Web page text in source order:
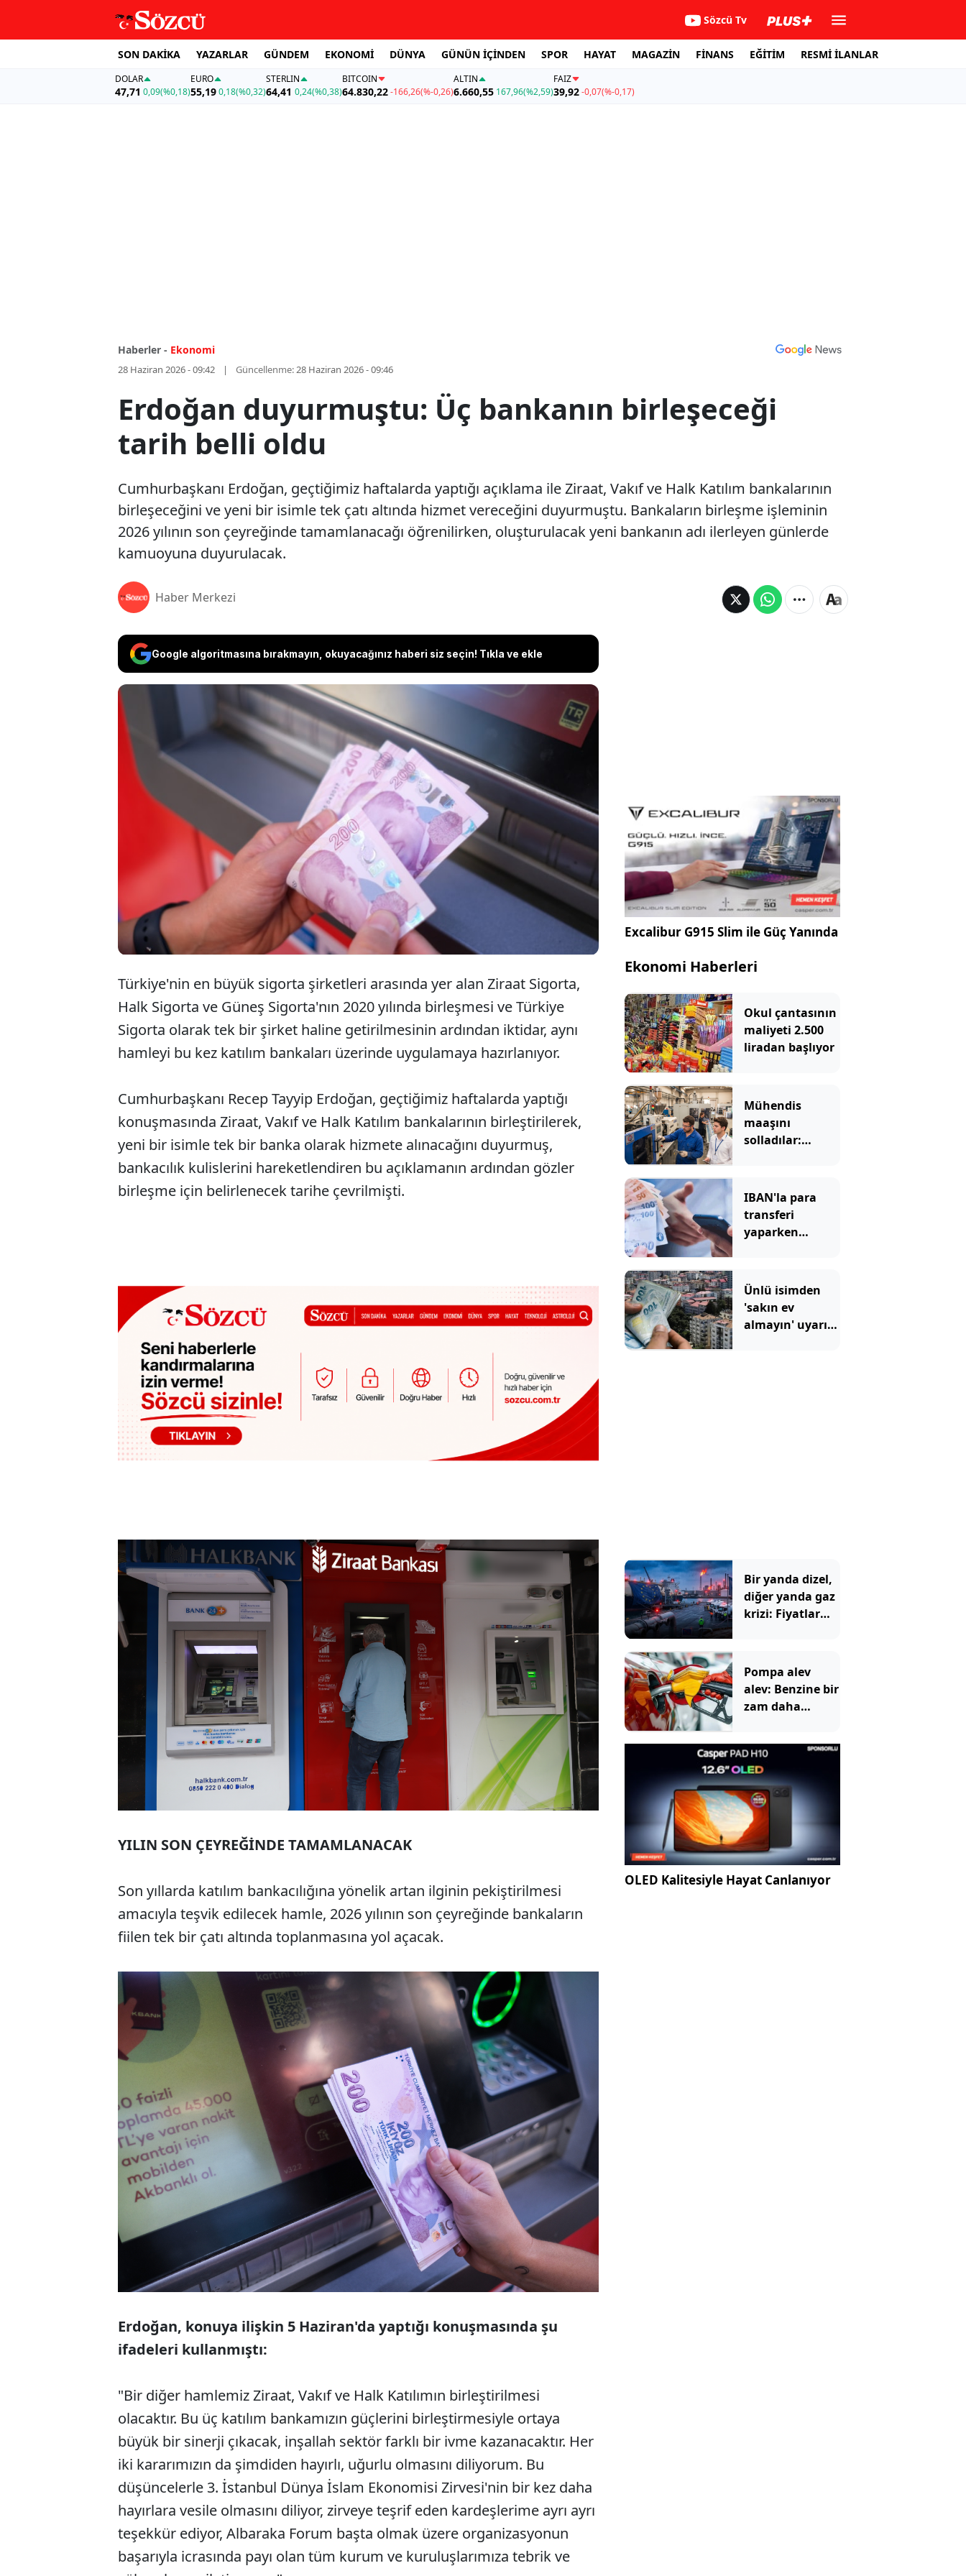
Sözcü Tv
SON DAKİKA YAZARLAR GÜNDEM EKONOMİ DÜNYA GÜNÜN İÇİNDEN SPOR HAYAT MAGAZİN FİNANS EĞİTİM RESMİ İLANLAR
DOLAR
47,71 0,09(%0,18)
EURO
55,19 0,18(%0,32)
STERLIN
64,41 0,24(%0,38)
BITCOIN
64.830,22-166,26(%-0,26)
ALTIN
6.660,55 167,96(%2,59)
FAİZ
39,92-0,07(%-0,17)
Haberler - Ekonomi
28 Haziran 2026 - 09:42 Güncellenme:28 Haziran 2026 - 09:46
Erdoğan duyurmuştu: Üç bankanın birleşeceği
tarih belli oldu
Cumhurbaşkanı Erdoğan, geçtiğimiz haftalarda yaptığı açıklama ile Ziraat, Vakıf ve Halk Katılım bankalarının
birleşeceğini ve yeni bir isimle tek çatı altında hizmet vereceğini duyurmuştu. Bankaların birleşme işleminin
2026 yılının son çeyreğinde tamamlanacağı öğrenilirken, oluşturulacak yeni bankanın adı ilerleyen günlerde
kamuoyuna duyurulacak.
Haber Merkezi
Google algoritmasına bırakmayın, okuyacağınız haberi siz seçin! Tıkla ve ekle
Cumhurbaşkanı Erdoğan, geçtiğimiz haftalarda yaptığı açıklama ile
Ziraat, Vakıf ve Halk Katılım bankalarının birleşeceğini ve yeni bir isimle
tek çatı altında hizmet vereceğini duyurmuştu. Bankaların birleşme
işleminin 2026 yılının son çeyreğinde tamamlanacağı öğrenilirken,
oluşturulacak yeni bankanın adı ilerleyen günlerde kamuoyuna
duyurulacak.
Türkiye'nin en büyük sigorta şirketleri arasında yer alan Ziraat Sigorta,
Halk Sigorta ve Güneş Sigorta'nın 2020 yılında birleşmesi ve Türkiye
Sigorta olarak tek bir şirket haline getirilmesinin ardından iktidar, aynı
hamleyi bu kez katılım bankaları üzerinde uygulamaya hazırlanıyor.
Cumhurbaşkanı Recep Tayyip Erdoğan, geçtiğimiz haftalarda yaptığı
konuşmasında Ziraat, Vakıf ve Halk Katılım bankalarının birleştirilerek,
yeni bir isimle tek bir banka olarak hizmete alınacağını duyurmuş,
bankacılık kulislerini hareketlendiren bu açıklamanın ardından gözler
birleşme için belirlenecek tarihe çevrilmişti.
YILIN SON ÇEYREĞİNDE TAMAMLANACAK
Son yıllarda katılım bankacılığına yönelik artan ilginin pekiştirilmesi
amacıyla teşvik edilecek hamle, 2026 yılının son çeyreğinde bankaların
fiilen tek bir çatı altında toplanmasına yol açacak.
Erdoğan, konuya ilişkin 5 Haziran'da yaptığı konuşmasında şu
ifadeleri kullanmıştı:
"Bir diğer hamlemiz Ziraat, Vakıf ve Halk Katılımın birleştirilmesi
olacaktır. Bu üç katılım bankamızın güçlerini birleştirmesiyle ortaya
büyük bir sinerji çıkacak, inşallah sektör farklı bir ivme kazanacaktır. Her
iki kararımızın da şimdiden hayırlı, uğurlu olmasını diliyorum. Bu
düşüncelerle 3. İstanbul Dünya İslam Ekonomisi Zirvesi'nin bir kez daha
hayırlara vesile olmasını diliyor, zirveye teşrif eden kardeşlerime ayrı ayrı
teşekkür ediyor, Albaraka Forum başta olmak üzere organizasyonun
başarıyla icrasında payı olan tüm kurum ve kuruluşlarımıza tebrik ve
Excalibur G915 Slim ile Güç Yanında
Ekonomi Haberleri
Okul çantasının
maliyeti 2.500
liradan başlıyor
Mühendis
maaşını
solladılar:
bulamayınca
kıymete bindi
IBAN'la para
transferi
yaparken
bile
düzeltemiyor
Ünlü isimden
'sakın ev
almayın' uyarısı:
Bir yanda dizel,
diğer yanda gaz
krizi: Fiyatlar
Pompa alev
alev: Benzine bir
zam daha
OLED Kalitesiyle Hayat Canlanıyor